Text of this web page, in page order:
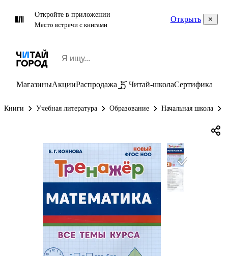
Откройте в приложении
Место встречи с книгами
Открыть
МагазиныАкцииРаспродажа Читай-школаСертификаты
Книги Учебная литература Образование Начальная школа